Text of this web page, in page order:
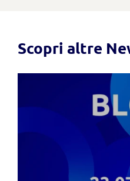
Scopri altre